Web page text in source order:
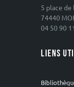
5 place de
74440
04 50 90
LIENS